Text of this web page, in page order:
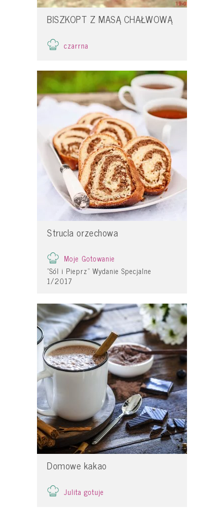
BISZKOPT Z MASĄ CHAŁWOWĄ
czarrna
Strucla orzechowa
Moje Gotowanie
"Sól i Pieprz" Wydanie Specjalne
1/2017
Domowe kakao
Julita gotuje